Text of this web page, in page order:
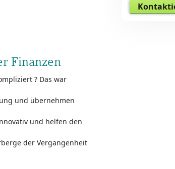
Finanzen
? Das war
und übernehmen
und helfen den
der Vergangenheit